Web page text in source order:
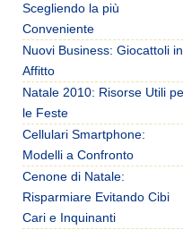
Scegliendo la più
Conveniente
Nuovi Business: Giocattoli in
Affitto
Natale 2010: Risorse Utili
le Feste
Cellulari Smartphone:
Modelli a Confronto
Cenone di Natale:
Risparmiare Evitando Cibi
Cari e Inquinanti